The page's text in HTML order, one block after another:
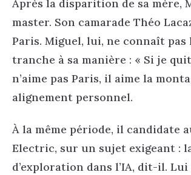
Après la disparition de sa mère,
master. Son camarade Théo
Paris. Miguel, lui, ne connaît pas
tranche à sa manière : « Si je
n’aime pas Paris, il aime la
alignement personnel.
À la même période, il candidate
Electric, sur un sujet exigeant :
d’exploration dans l’IA, dit-il.